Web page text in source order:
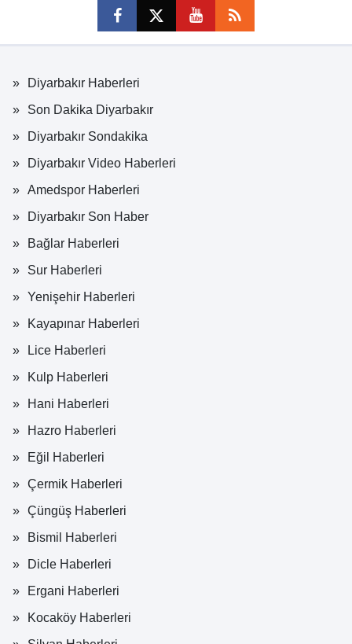
Diyarbakır Haberleri
Son Dakika Diyarbakır
Diyarbakır Sondakika
Diyarbakır Video Haberleri
Amedspor Haberleri
Diyarbakır Son Haber
Bağlar Haberleri
Sur Haberleri
Yenişehir Haberleri
Kayapınar Haberleri
Lice Haberleri
Kulp Haberleri
Hani Haberleri
Hazro Haberleri
Eğil Haberleri
Çermik Haberleri
Çüngüş Haberleri
Bismil Haberleri
Dicle Haberleri
Ergani Haberleri
Kocaköy Haberleri